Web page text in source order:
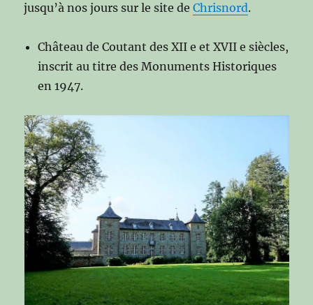
jusqu’à nos jours sur le site deChrisnord.
Château de Coutant des XII e et XVII e siècles,
inscrit au titre des Monuments Historiques
en 1947.